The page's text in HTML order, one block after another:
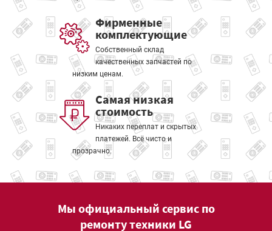
Фирменные
комплектующие
Собственный склад
качественных запчастей по
низким ценам.
Самая низкая
стоимость
Никаких переплат и скрытых
платежей. Всё чисто и
прозрачно.
Мы официальный сервис по
ремонту техники LG